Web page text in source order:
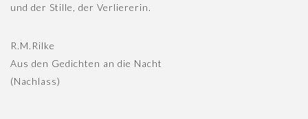
und der Stille, der Verliererin.
R.M.Rilke
Aus den Gedichten an die Nacht
(Nachlass)